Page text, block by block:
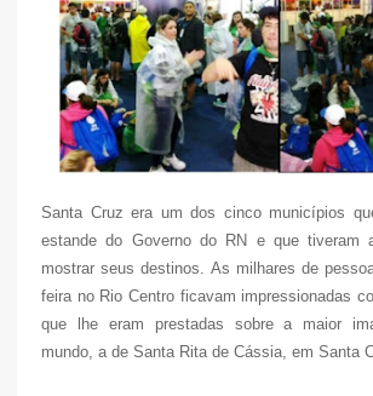
Santa Cruz era um dos cinco municípios
estande do Governo do RN e que tiveram
mostrar seus destinos. As milhares de
feira no Rio Centro ficavam impressionadas
que lhe eram prestadas sobre a maior
mundo, a de Santa Rita de Cássia, em Santa